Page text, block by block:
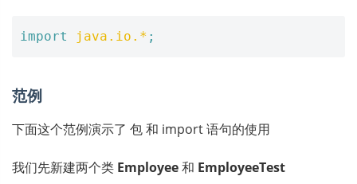
import java.io.* ;
范例
下面这个范例演示了 包 和 import 语句的使用
我们先新建两个类 Employee和 EmployeeTest